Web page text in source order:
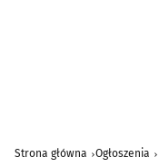
Strona główna Ogłoszenia